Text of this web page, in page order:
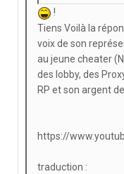
!
Tiens Voilà la
voix de son
au jeune cheater
des lobby, des
RP et son argent
https://
traduction :